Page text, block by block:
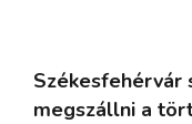
Székesfehérvár
megszállni a